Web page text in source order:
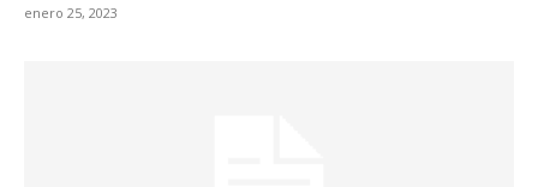
enero 25, 2023